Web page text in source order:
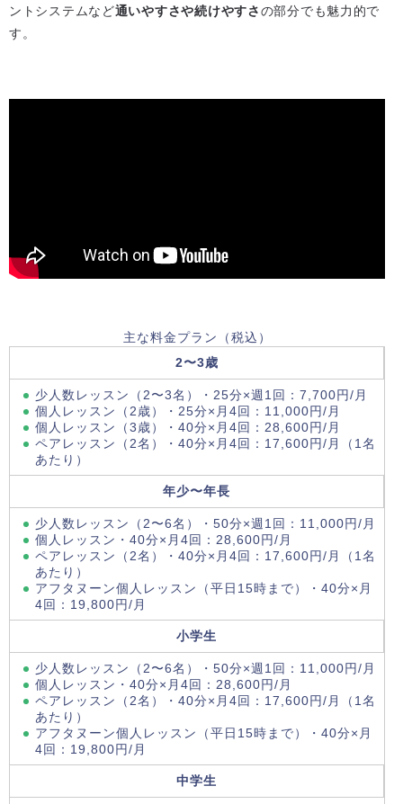
ントシステムなど通いやすさや続けやすさの部分でも魅力的で
す。
主な料金プラン（税込）
2〜3歳
少人数レッスン（2〜3名）・25分×週1回：7,700円/月
個人レッスン（2歳）・25分×月4回：11,000円/月
個人レッスン（3歳）・40分×月4回：28,600円/月
ペアレッスン（2名）・40分×月4回：17,600円/月（1名
あたり）
年少〜年長
少人数レッスン（2〜6名）・50分×週1回：11,000円/月
個人レッスン・40分×月4回：28,600円/月
ペアレッスン（2名）・40分×月4回：17,600円/月（1名
あたり）
アフタヌーン個人レッスン（平日15時まで）・40分×月
4回：19,800円/月
小学生
少人数レッスン（2〜6名）・50分×週1回：11,000円/月
個人レッスン・40分×月4回：28,600円/月
ペアレッスン（2名）・40分×月4回：17,600円/月（1名
あたり）
アフタヌーン個人レッスン（平日15時まで）・40分×月
4回：19,800円/月
中学生